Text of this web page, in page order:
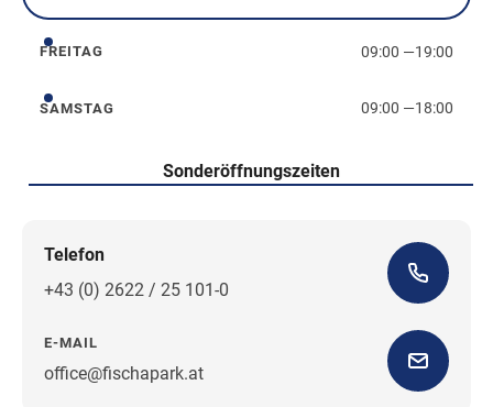
Donnerstag
Freitag
FREITAG 09:00 —19:00
Samstag
SAMSTAG 09:00 —18:00
Sonderöffnungszeiten
Telefon
+43 (0) 2622 / 25 101-0
E-MAIL
office@fischapark.atWegbeschreibung